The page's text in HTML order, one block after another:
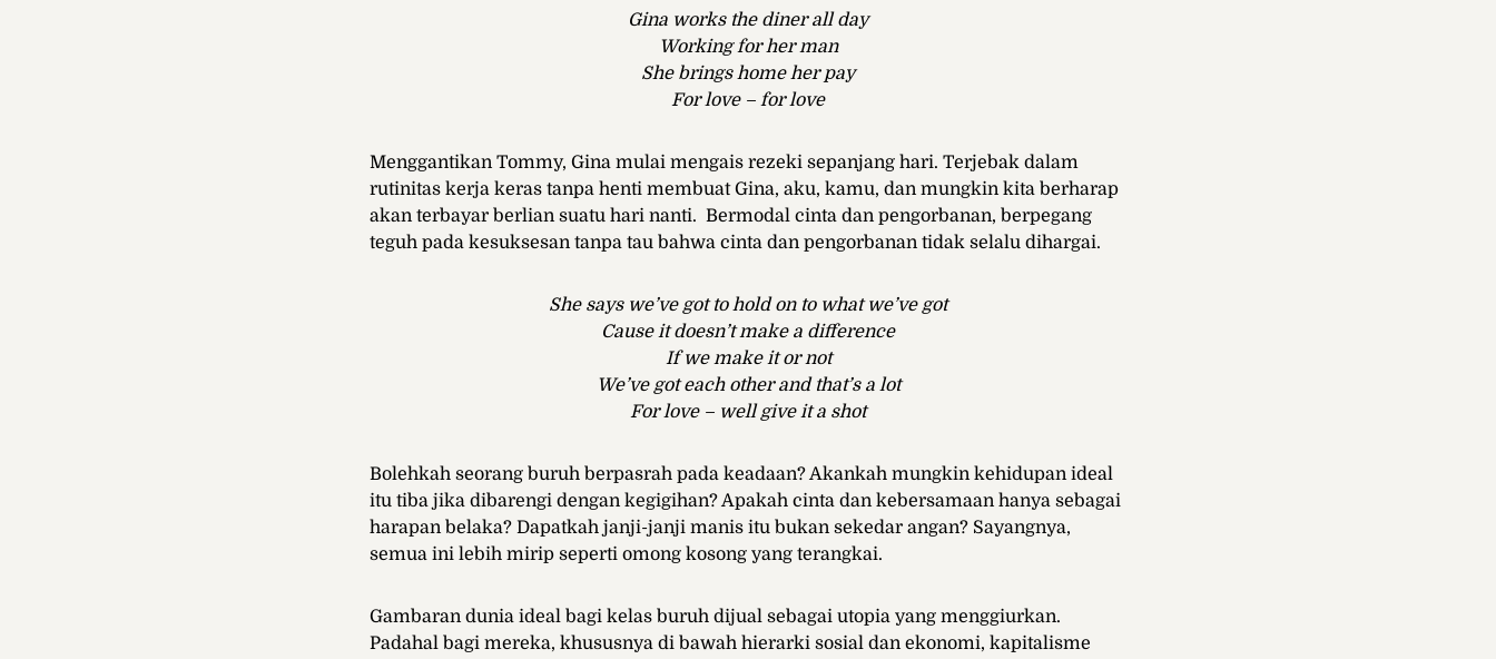
Gina works the diner all day
Working for her man
She brings home her pay
For love – for love
Menggantikan Tommy, Gina mulai mengais rezeki sepanjang hari. Terjebak dalam
rutinitas kerja keras tanpa henti membuat Gina, aku, kamu, dan mungkin kita berharap
akan terbayar berlian suatu hari nanti. Bermodal cinta dan pengorbanan, berpegang
teguh pada kesuksesan tanpa tau bahwa cinta dan pengorbanan tidak selalu dihargai.
She says we’ve got to hold on to what we’ve got
Cause it doesn’t make a difference
If we make it or not
We’ve got each other and that’s a lot
For love – well give it a shot
Bolehkah seorang buruh berpasrah pada keadaan? Akankah mungkin kehidupan ideal
itu tiba jika dibarengi dengan kegigihan? Apakah cinta dan kebersamaan hanya sebagai
harapan belaka? Dapatkah janji-janji manis itu bukan sekedar angan? Sayangnya,
semua ini lebih mirip seperti omong kosong yang terangkai.
Gambaran dunia ideal bagi kelas buruh dijual sebagai utopia yang menggiurkan.
Padahal bagi mereka, khususnya di bawah hierarki sosial dan ekonomi, kapitalisme